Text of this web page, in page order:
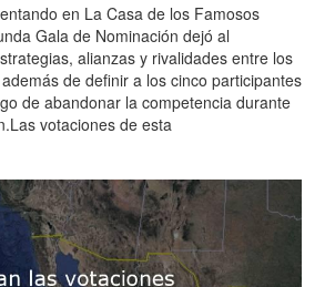
en La Casa de los Famosos
Gala de Nominación dejó al
alianzas y rivalidades entre los
de definir a los cinco participantes
de abandonar la competencia durante
votaciones de esta